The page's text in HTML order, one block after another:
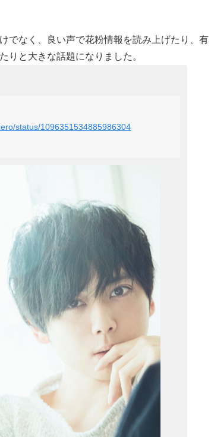
でなく、良い声で花粉情報を読み上げたり、有
りと大きな話題になりました。
status/1096351534885986304